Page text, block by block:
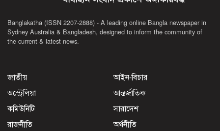
Banglakatha (ISSN 2207-2888) - A leading online Bangla newspaper in
Sydney Australia & Bangladesh, designed to inform the community of
the current & latest news.
জাতীয়
আইন-বিচার
অস্ট্রেলিয়া
আন্তর্জাতিক
কমিউনিটি
সারাদেশ
রাজনীতি
অর্থনীতি